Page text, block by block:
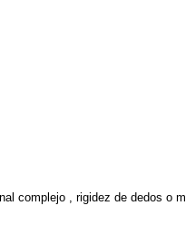
complejo , rigidez de dedos o